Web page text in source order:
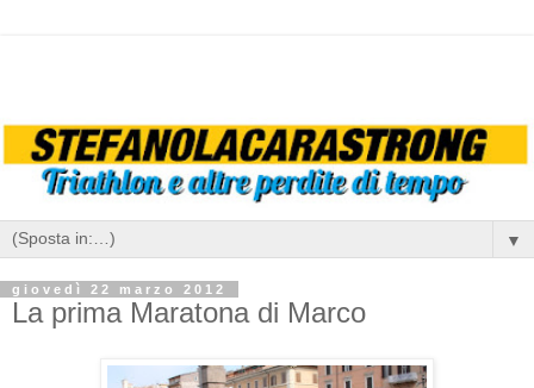
▼
giovedì 22 marzo 2012
La prima Maratona di Marco